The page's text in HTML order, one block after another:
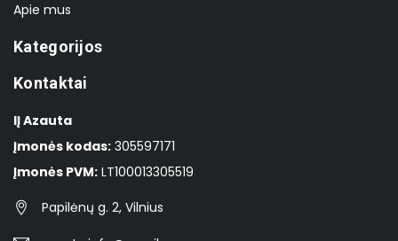
Apie mus
Kategorijos
Kontaktai
IĮ Azauta
Įmonės kodas: 305597171
Įmonės PVM: LT100013305519
Papilėnų g. 2, Vilnius